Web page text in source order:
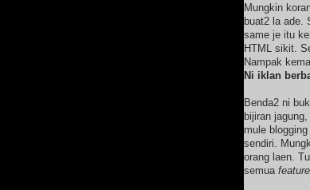
Mungkin
buat2 la ade.
same je itu
HTML sikit.
Nampak
Ni iklan
Benda2 ni
bijiran
mule
sendiri.
orang laen.
semua